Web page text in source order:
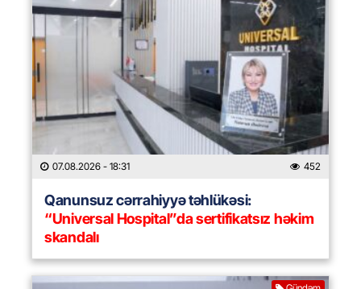
07.08.2026 - 18:31 452
Qanunsuz cərrahiyyə təhlükəsi:
“Universal Hospital”da sertifikatsız həkim
skandalı